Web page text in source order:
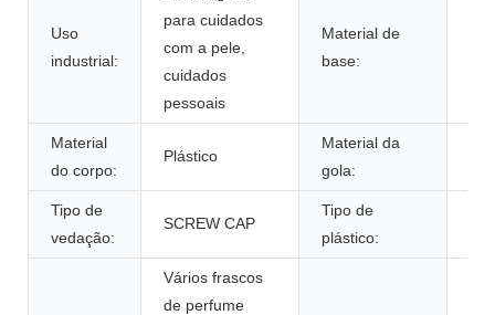
Uso
industrial:
para cuidados
com a pele,
cuidados
pessoais
Material de
base:
Material
do corpo:
Plástico
Material da
gola:
Tipo de
vedação:
SCREW CAP
Tipo de
plástico:
Vários frascos
de perfume